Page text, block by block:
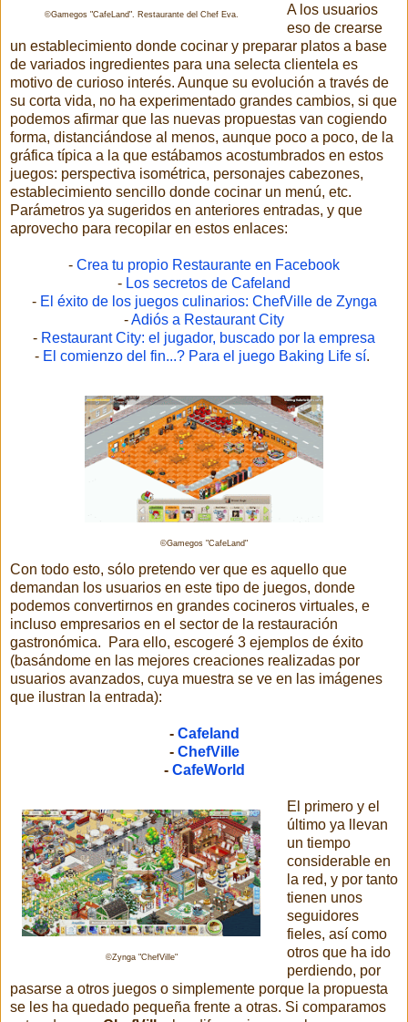
©Gamegos "CafeLand". Restaurante del Chef Eva.
A los usuarios
eso de crearse
un establecimiento donde cocinar y preparar platos a base
de variados ingredientes para una selecta clientela es
motivo de curioso interés. Aunque su evolución a través de
su corta vida, no ha experimentado grandes cambios, si que
podemos afirmar que las nuevas propuestas van cogiendo
forma, distanciándose al menos, aunque poco a poco, de la
gráfica típica a la que estábamos acostumbrados en estos
juegos: perspectiva isométrica, personajes cabezones,
establecimiento sencillo donde cocinar un menú, etc.
Parámetros ya sugeridos en anteriores entradas, y que
aprovecho para recopilar en estos enlaces:
- Crea tu propio Restaurante en Facebook
- Los secretos de Cafeland
- El éxito de los juegos culinarios: ChefVille de Zynga
-Adiós a Restaurant City
- Restaurant City: el jugador, buscado por la empresa
- El comienzo del fin...? Para el juego Baking Life sí.
©Gamegos "CafeLand"
Con todo esto, sólo pretendo ver que es aquello que
demandan los usuarios en este tipo de juegos, donde
podemos convertirnos en grandes cocineros virtuales, e
incluso empresarios en el sector de la restauración
gastronómica. Para ello, escogeré 3 ejemplos de éxito
(basándome en las mejores creaciones realizadas por
usuarios avanzados, cuya muestra se ve en las imágenes
que ilustran la entrada):
- Cafeland
- ChefVille
- CafeWorld
©Zynga "ChefVille"
El primero y el
último ya llevan
un tiempo
considerable en
la red, y por tanto
tienen unos
seguidores
fieles, así como
otros que ha ido
perdiendo, por
pasarse a otros juegos o simplemente porque la propuesta
se les ha quedado pequeña frente a otras. Si comparamos